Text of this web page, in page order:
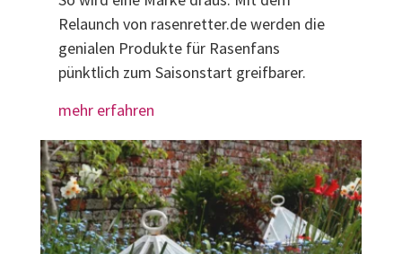
Relaunch von rasenretter.de werden die
genialen Produkte für Rasenfans
pünktlich zum Saisonstart greifbarer.
mehr erfahren